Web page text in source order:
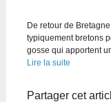
De retour de
typiquement bretons
gosse qui apportent
Lire la suite
Partager cet